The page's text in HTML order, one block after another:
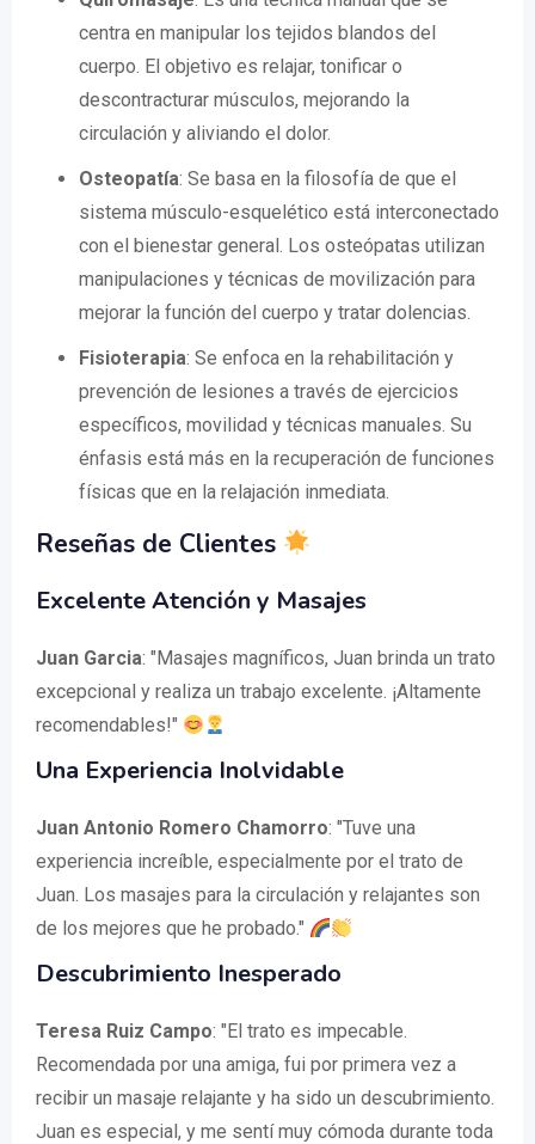
centra en manipular los tejidos blandos del
cuerpo. El objetivo es relajar, tonificar o
descontracturar músculos, mejorando la
circulación y aliviando el dolor.
Osteopatía: Se basa en la filosofía de que el
sistema músculo-esquelético está interconectado
con el bienestar general. Los osteópatas utilizan
manipulaciones y técnicas de movilización para
mejorar la función del cuerpo y tratar dolencias.
Fisioterapia: Se enfoca en la rehabilitación y
prevención de lesiones a través de ejercicios
específicos, movilidad y técnicas manuales. Su
énfasis está más en la recuperación de funciones
físicas que en la relajación inmediata.
Reseñas de Clientes
Excelente Atención y Masajes
Juan Garcia: "Masajes magníficos, Juan brinda un trato
excepcional y realiza un trabajo excelente. ¡Altamente
recomendables!"
Una Experiencia Inolvidable
Juan Antonio Romero Chamorro: "Tuve una
experiencia increíble, especialmente por el trato de
Juan. Los masajes para la circulación y relajantes son
de los mejores que he probado."
Descubrimiento Inesperado
Teresa Ruiz Campo: "El trato es impecable.
Recomendada por una amiga, fui por primera vez a
recibir un masaje relajante y ha sido un descubrimiento.
Juan es especial, y me sentí muy cómoda durante toda